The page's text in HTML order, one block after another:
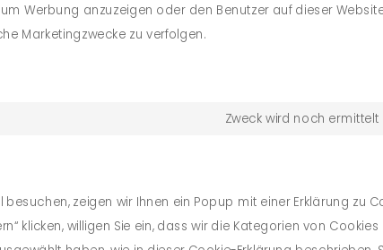
Werbung anzuzeigen oder den Benutzer auf dieser
Marketingzwecke zu verfolgen.
Zweck wird noch ermittelt
zeigen wir Ihnen ein Popup mit einer Erklärung zu
klicken, willigen Sie ein, dass wir die Kategorien von Cookies